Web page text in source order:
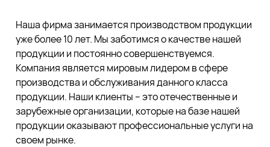
Наша фирма занимается производством продукции
уже более 10 лет. Мы заботимся о качестве нашей
продукции и постоянно совершенствуемся.
Компания является мировым лидером в сфере
производства и обслуживания данного класса
продукции. Наши клиенты – это отечественные и
зарубежные организации, которые на базе нашей
продукции оказывают профессиональные услуги на
своем рынке.